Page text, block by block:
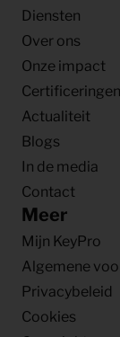
Diensten
Over ons
Onze impact
Certificeringen
Actualiteit
Blogs
In de media
Contact
Meer
Mijn KeyPro
Algemene
Privacybeleid
Cookies